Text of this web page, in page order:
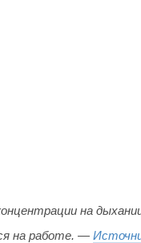
на
на работе. —